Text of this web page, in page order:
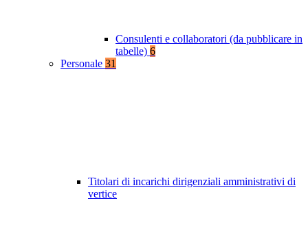
Consulenti e collaboratori (da pubblicare in
tabelle) 6
Personale 31
Titolari di incarichi dirigenziali amministrativi di
vertice